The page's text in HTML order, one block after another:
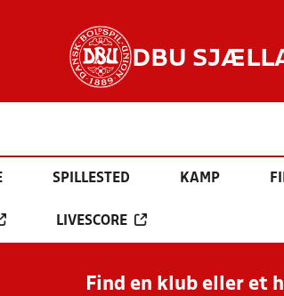
DBU
SPILLESTED KAMP
LIVESCORE
Find en klub eller et